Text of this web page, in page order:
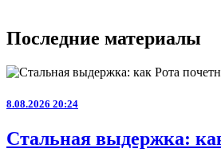
Последние материалы
8.08.2026 20:24
Стальная выдержка: